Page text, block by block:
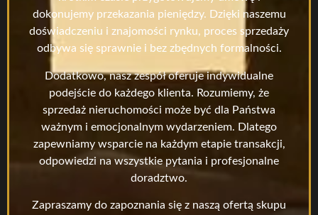
dokonujemy przekazania pieniędzy. Dzięki naszemu
doświadczeniu i znajomości rynku, proces sprzedaży
odbywa się sprawnie i bez zbędnych formalności.
Dodatkowo, nasz zespół oferuje indywidualne
podejście do każdego klienta. Rozumiemy, że
sprzedaż nieruchomości może być dla Państwa
ważnym i emocjonalnym wydarzeniem. Dlatego
zapewniamy wsparcie na każdym etapie transakcji,
odpowiedzi na wszystkie pytania i profesjonalne
doradztwo.
Zapraszamy do zapoznania się z naszą ofertą skupu